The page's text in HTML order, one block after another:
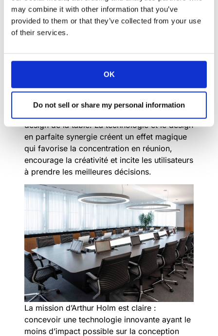
may combine it with other information that you’ve
provided to them or that they’ve collected from your use
of their services.
OK
Do not sell or share my personal information
système automatisé. Le système permet
également d’intégrer des connecteurs à
l’avant du moniteur : Connecteurs USB, ports
courant, câbles HDMI rétractables,
connecteurs RJ-45 et boutons.
L’incroyable flexibilité de cette solution n’est
pas en contradiction avec sa discrétion, son
design de la table. La technologie et le design
en parfaite synergie créent un effet magique
qui favorise la concentration en réunion,
encourage la créativité et incite les utilisateurs
à prendre les meilleures décisions.
La mission d’Arthur Holm est claire :
concevoir une technologie innovante ayant le
moins d’impact possible sur la conception